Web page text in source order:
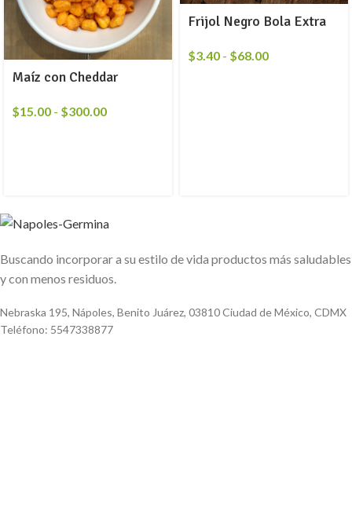
Maíz con Cheddar
$15.00 - $300.00
Frijol Negro Bola Extra
$3.40 - $68.00
Buscando incorporar a su estilo de vida productos más saludables
y con menos residuos.
Nebraska 195, Nápoles, Benito Juárez, 03810 Ciudad de México, CDMX
Teléfono: 5547338877